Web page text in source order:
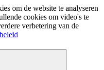
om de website te analyseren
cookies om video's te
verbetering van de